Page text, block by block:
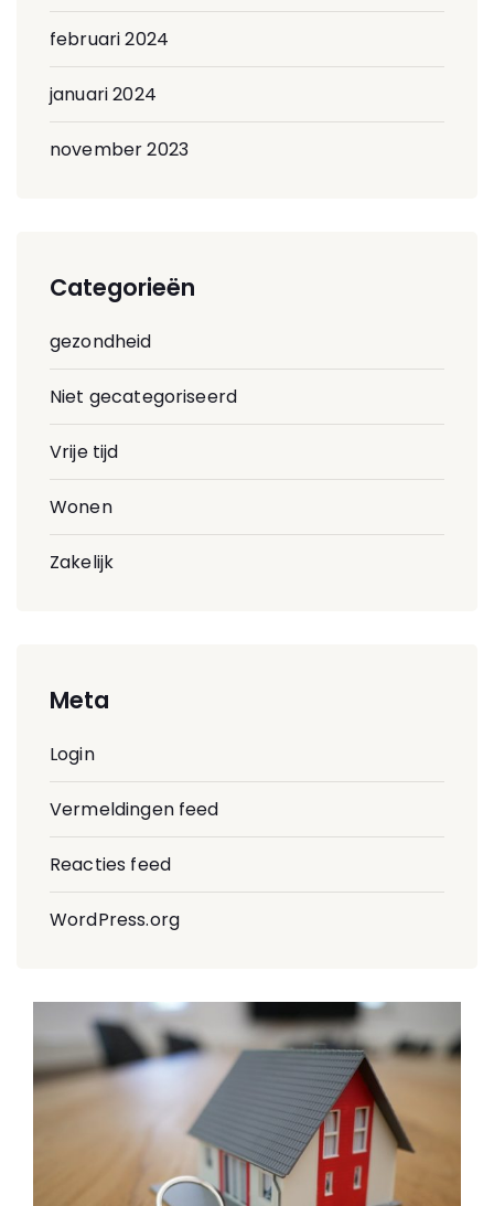
februari 2024
januari 2024
november 2023
Categorieën
gezondheid
Niet gecategoriseerd
Vrije tijd
Wonen
Zakelijk
Meta
Login
Vermeldingen feed
Reacties feed
WordPress.org